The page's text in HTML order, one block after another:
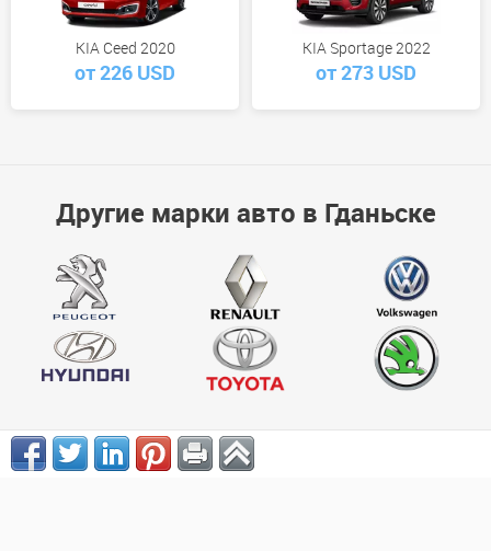
KIA Ceed 2020
от 226 USD
KIA Sportage 2022
от 273 USD
Другие марки авто в Гданьске